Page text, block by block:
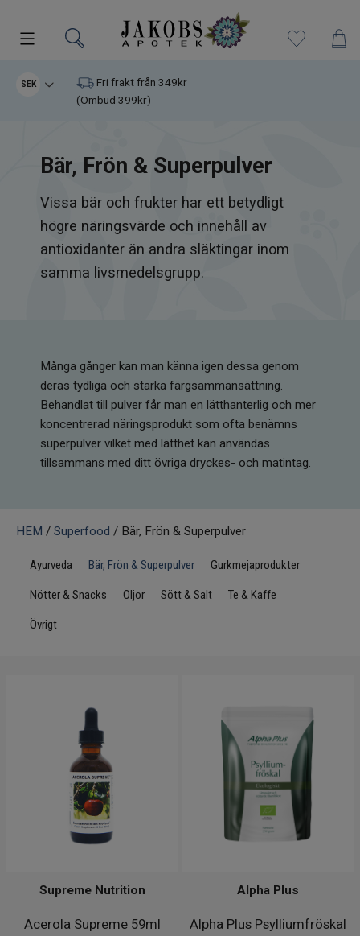
Kampanjer
Varumärken
Kosttillskott
Superfood
Infrarött Ljus
Vattenrening & Övrigt
Transdermala plåster
SEK
Fri frakt från 349kr
(Ombud 399kr)
Bär, Frön & Superpulver
Vissa bär och frukter har ett betydligt
högre näringsvärde och innehåll av
antioxidanter än andra släktingar inom
samma livsmedelsgrupp.
Många gånger kan man känna igen dessa genom
deras tydliga och starka färgsammansättning.
Behandlat till pulver får man en lätthanterlig och mer
koncentrerad näringsprodukt som ofta benämns
superpulver vilket med lätthet kan användas
tillsammans med ditt övriga dryckes- och matintag.
HEM / Superfood / Bär, Frön & Superpulver
Ayurveda Bär, Frön & Superpulver Gurkmejaprodukter
Nötter & Snacks Oljor Sött & Salt Te & Kaffe
Övrigt
Acerola Supreme 59ml
Supreme Nutrition
Alpha Plus Psylliumfröskal
Alpha Plus